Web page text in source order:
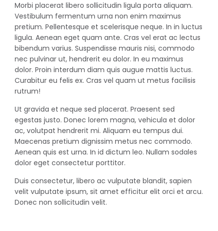
Morbi placerat libero sollicitudin ligula porta aliquam.
Vestibulum fermentum urna non enim maximus
pretium. Pellentesque et scelerisque neque. In in luctus
ligula. Aenean eget quam ante. Cras vel erat ac lectus
bibendum varius. Suspendisse mauris nisi, commodo
nec pulvinar ut, hendrerit eu dolor. In eu maximus
dolor. Proin interdum diam quis augue mattis luctus.
Curabitur eu felis ex. Cras vel quam ut metus facilisis
rutrum!
Ut gravida et neque sed placerat. Praesent sed
egestas justo. Donec lorem magna, vehicula et dolor
ac, volutpat hendrerit mi. Aliquam eu tempus dui.
Maecenas pretium dignissim metus nec commodo.
Aenean quis est urna. In id dictum leo. Nullam sodales
dolor eget consectetur porttitor.
Duis consectetur, libero ac vulputate blandit, sapien
velit vulputate ipsum, sit amet efficitur elit orci et arcu.
Donec non sollicitudin velit.